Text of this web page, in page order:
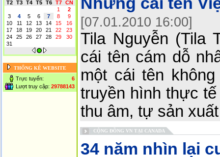
T2
T3 T4 T5 T6 T7
CN
1
2
3
4 5 6 7 8
9
10
11 12 13 14 15
16
17
18 19 20 21 22
23
24
25 26 27 28 29
30
31
THỐNG KÊ WEBSITE
Trực tuyến:
6
Lượt truy cập: 29788143
[07.01.2010 16:00]
Tila Nguyễn (Tila
cái tên cám dỗ
một cái tên
truyền hình thực
thu âm, tự sản
CỘNG ĐỒNG VN TẠI CANADA
34 năm nhìn lại